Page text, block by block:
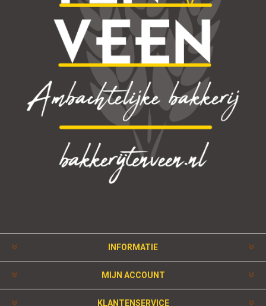
INFORMATIE
MIJN ACCOUNT
KLANTENSERVICE